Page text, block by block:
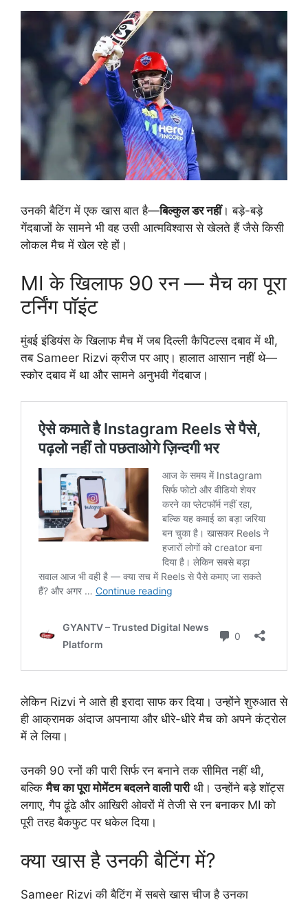
उनकी बैटिंग में एक खास बात है—बिल्कुल डर नहीं। बड़े-बड़े
गेंदबाजों के सामने भी वह उसी आत्मविश्वास से खेलते हैं जैसे किसी
लोकल मैच में खेल रहे हों।
MI के खिलाफ 90 रन — मैच का पूरा
टर्निंग पॉइंट
मुंबई इंडियंस के खिलाफ मैच में जब दिल्ली कैपिटल्स दबाव में थी,
तब Sameer Rizvi क्रीज पर आए। हालात आसान नहीं थे—
स्कोर दबाव में था और सामने अनुभवी गेंदबाज।
लेकिन Rizvi ने आते ही इरादा साफ कर दिया। उन्होंने शुरुआत से
ही आक्रामक अंदाज अपनाया और धीरे-धीरे मैच को अपने कंट्रोल
में ले लिया।
उनकी 90 रनों की पारी सिर्फ रन बनाने तक सीमित नहीं थी,
बल्किमैच का पूरा मोमेंटम बदलने वाली पारीथी। उन्होंने बड़े शॉट्स
लगाए, गैप ढूंढे और आखिरी ओवरों में तेजी से रन बनाकर MI को
पूरी तरह बैकफुट पर धकेल दिया।
क्या खास है उनकी बैटिंग में?
Sameer Rizvi की बैटिंग में सबसे खास चीज है उनका